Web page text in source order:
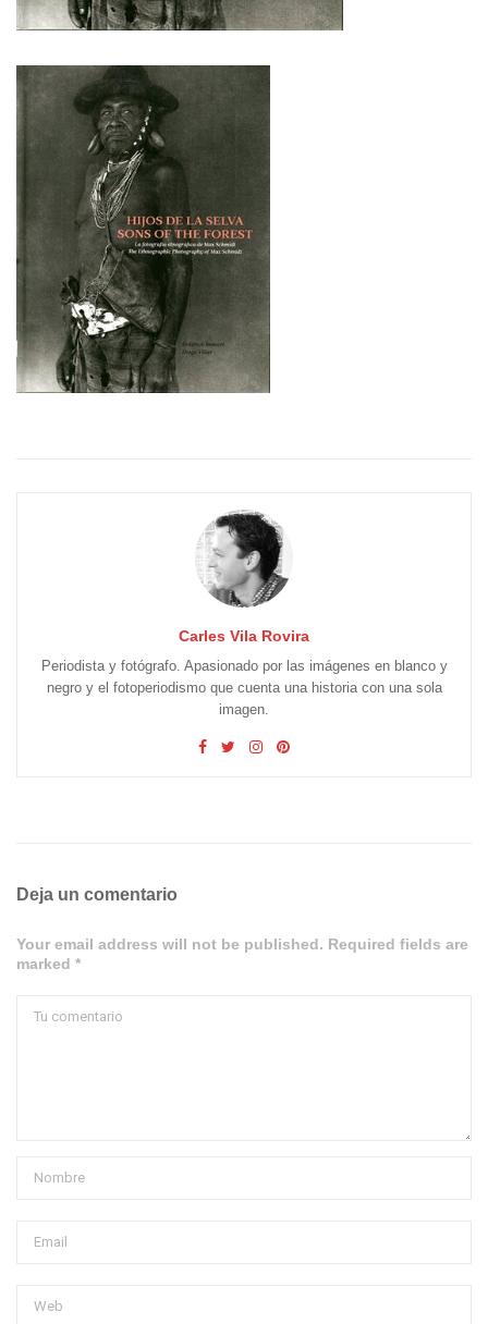
Carles Vila Rovira
Periodista y fotógrafo. Apasionado por las imágenes en blanco y
negro y el fotoperiodismo que cuenta una historia con una sola
imagen.
Deja un comentario
Your email address will not be published. Required fields are
marked *